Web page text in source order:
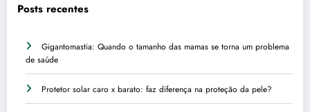
Posts recentes
Gigantomastia: Quando o tamanho das mamas se torna um problema
de saúde
Protetor solar caro x barato: faz diferença na proteção da pele?